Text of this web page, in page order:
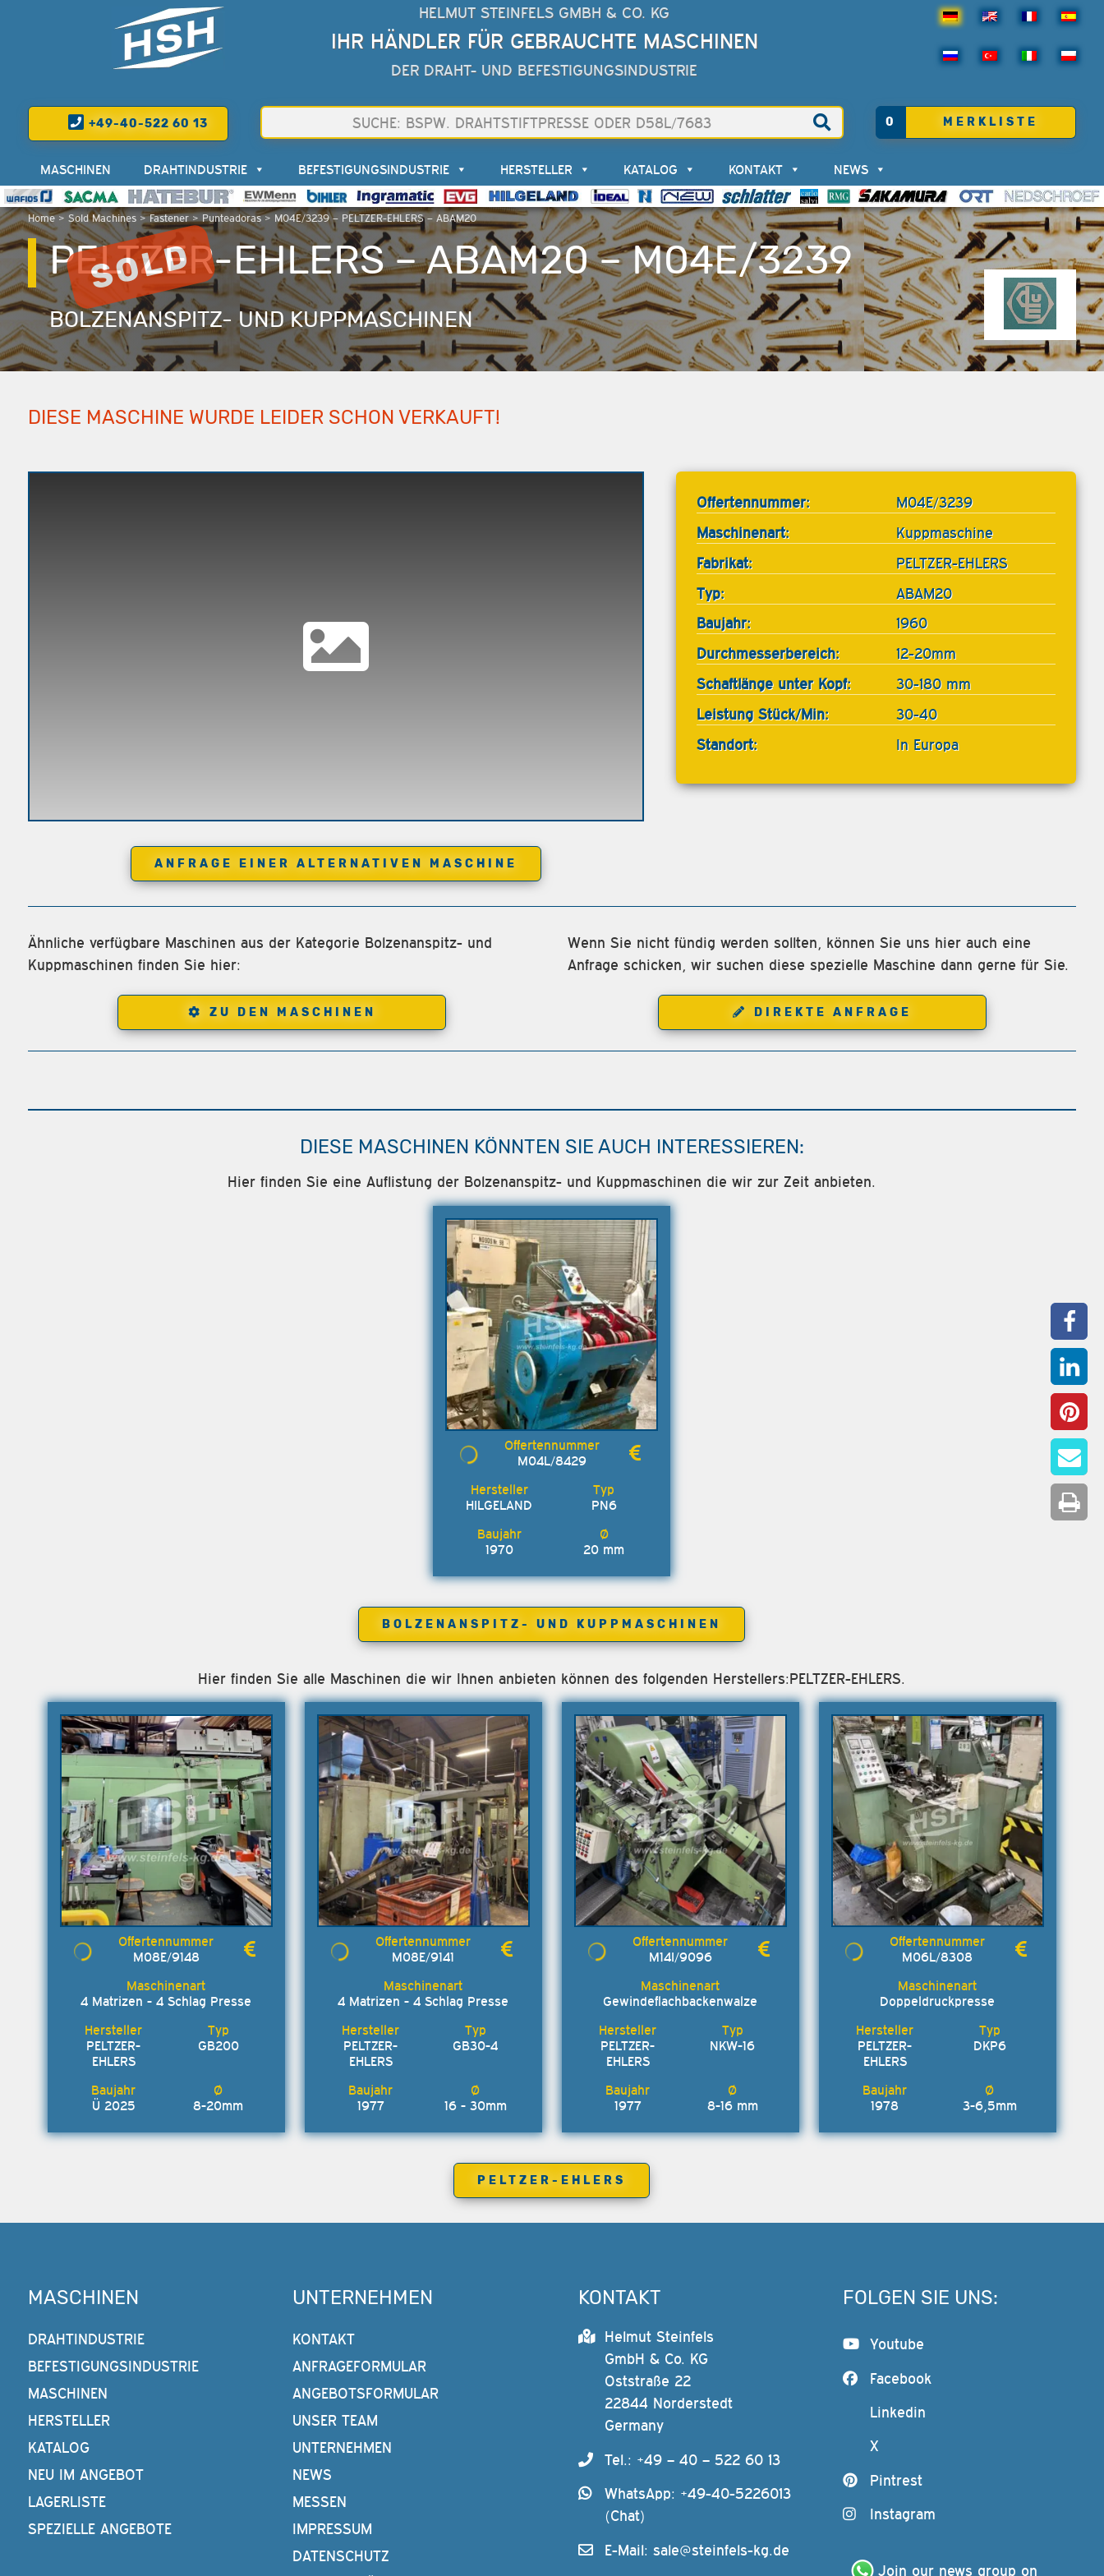
HELMUT STEINFELS GMBH & CO. KG
IHR HÄNDLER FÜR GEBRAUCHTE MASCHINEN
DER DRAHT- UND BEFESTIGUNGSINDUSTRIE
+49-40-522 60 13 0 MERKLISTE
Home> Sold Machines>Fastener> Punteadoras> M04E/3239 – PELTZER-EHLERS – ABAM20
MASCHINEN DRAHTINDUSTRIE BEFESTIGUNGSINDUSTRIE HERSTELLER KATALOG KONTAKT NEWS
PELTZER-EHLERS – ABAM20 – M04E/3239
BOLZENANSPITZ- UND KUPPMASCHINEN
DIESE MASCHINE WURDE LEIDER SCHON VERKAUFT!
ANFRAGE EINER ALTERNATIVEN MASCHINE
Offertennummer:
M04E/3239
Maschinenart:
Kuppmaschine
Fabrikat:
PELTZER-EHLERS
Typ:
ABAM20
Baujahr:
1960
Durchmesserbereich:
12-20mm
Schaftlänge unter Kopf:
30-180 mm
Leistung Stück/Min:
30-40
Standort:
In Europa
Ähnliche verfügbare Maschinen aus der Kategorie Bolzenanspitz- und
Kuppmaschinen finden Sie hier:
ZU DEN MASCHINEN
Wenn Sie nicht fündig werden sollten, können Sie uns hier auch eine
Anfrage schicken, wir suchen diese spezielle Maschine dann gerne für Sie.
DIREKTE ANFRAGE
DIESE MASCHINEN KÖNNTEN SIE AUCH INTERESSIEREN:
Hier finden Sie eine Auflistung der Bolzenanspitz- und Kuppmaschinen die wir zur Zeit anbieten.
M04L/8429
HILGELAND PN6
1970 20 mm
BOLZENANSPITZ- UND KUPPMASCHINEN
Hier finden Sie alle Maschinen die wir Ihnen anbieten können des folgenden Herstellers:PELTZER-EHLERS.
M08E/9148
4 Matrizen - 4 Schlag Presse
PELTZER-
EHLERS
GB200
Ü 2025 8-20mm
M08E/9141
4 Matrizen - 4 Schlag Presse
PELTZER-
EHLERS
GB30-4
1977 16 - 30mm
M14I/9096
Gewindeflachbackenwalze
PELTZER-
EHLERS
NKW-16
1977 8-16 mm
M06L/8308
Doppeldruckpresse
PELTZER-
EHLERS
DKP6
1978 3-6,5mm
PELTZER-EHLERS
MASCHINEN
DRAHTINDUSTRIE
BEFESTIGUNGSINDUSTRIE
MASCHINEN
HERSTELLER
KATALOG
NEU IM ANGEBOT
LAGERLISTE
SPEZIELLE ANGEBOTE
UNTERNEHMEN
KONTAKT
ANFRAGEFORMULAR
ANGEBOTSFORMULAR
UNSER TEAM
UNTERNEHMEN
NEWS
MESSEN
IMPRESSUM
DATENSCHUTZ
KONTAKT
Helmut Steinfels
GmbH & Co. KG
Oststraße 22
22844 Norderstedt
Germany
Tel.: +49 – 40 – 522 60 13
WhatsApp: +49-40-5226013
(Chat)
E-Mail:sale@steinfels-kg.de
FOLGEN SIE UNS:
Youtube
Facebook
Linkedin
X
Pintrest
Instagram
Join our news group on